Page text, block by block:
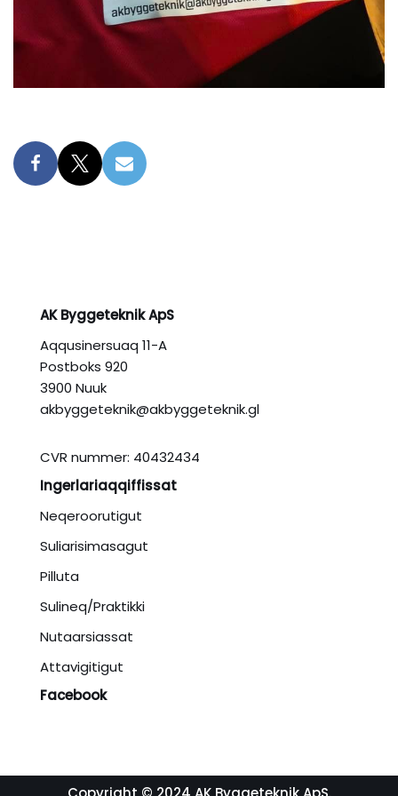
AK Byggeteknik ApS
Aqqusinersuaq 11-A
Postboks 920
3900 Nuuk
akbyggeteknik@akbyggeteknik.gl
CVR nummer: 40432434
Ingerlariaqqiffissat
Neqeroorutigut
Suliarisimasagut
Pilluta
Sulineq/Praktikki
Nutaarsiassat
Attavigitigut
Facebook